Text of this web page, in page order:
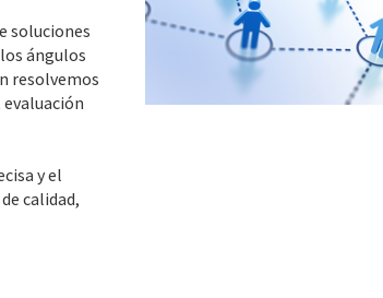
soluciones
ángulos
resolvemos
y el
calidad,